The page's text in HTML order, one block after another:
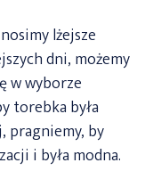
lżejsze
dni, możemy
w wyborze
torebka była
pragniemy, by
i była modna.